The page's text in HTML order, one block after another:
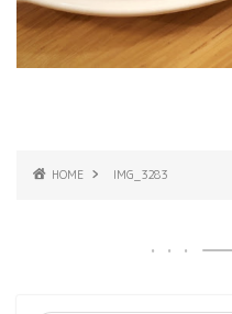
HOME IMG_3283